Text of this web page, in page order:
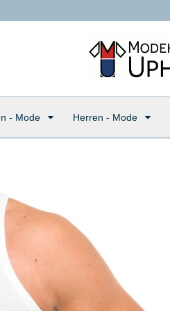
- Mode Herren - Mode